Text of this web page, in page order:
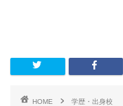
HOME
学歴・出身校